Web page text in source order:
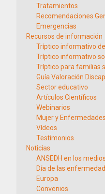
Tratamientos
Recomendaciones
Emergencias
Recursos de información
Tríptico informativo de
Tríptico informativo
Tríptico para familias
Guía Valoración
Sector educativo
Artículos Científicos
Webinarios
Mujer y
Vídeos
Testimonios
Noticias
ANSEDH en los medios
Día de las
Europa
Convenios